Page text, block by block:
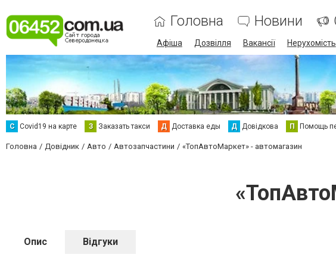
Головна Новини
Афіша Дозвілля Вакансії Нерухомість
С Сovid19 на карте З Заказать такси Д Доставка еды Д Довідкова П Помощь
Головна Довідник Авто Автозапчастини «ТопАвтоМаркет» - автомагазин
Опис Відгуки